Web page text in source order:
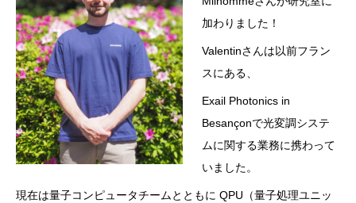
加わりました！
Valentinさんは以前フラン
スにある、
Exail Photonics in
Besançonで光変調システ
ムに関する業務に携わって
いました。
現在は量子コンピュータチームとともに QPU（量子処理ユニッ